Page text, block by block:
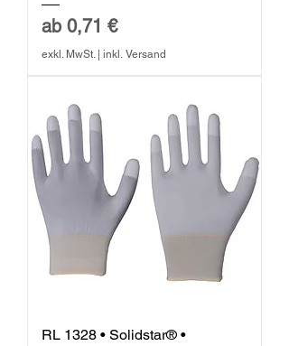
ab 0,71 €
Sale-Preis
exkl. MwSt. | inkl. Versand
RL 1328 • Solidstar® •